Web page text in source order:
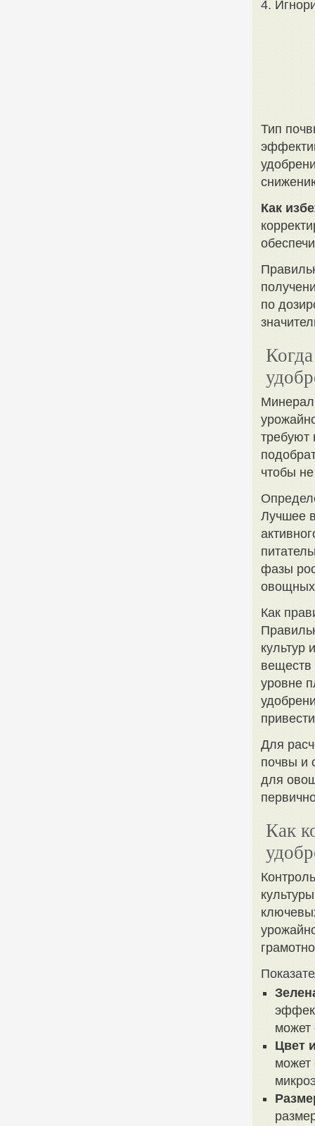
4.
Тип
Как
по
требуют
чтобы
Лучшее
фазы
овощных
Как
культур
уровне
Для
почвы и
для
Как
может
Цвет
может